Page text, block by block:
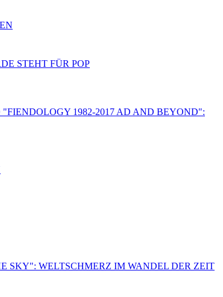
STEHT FÜR POP
1982-2017 AD AND BEYOND":
SKY": WELTSCHMERZ IM WANDEL DER ZEIT